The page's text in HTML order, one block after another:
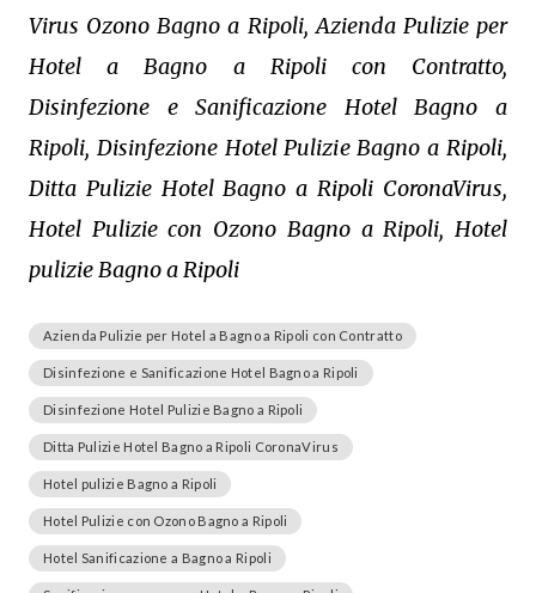
Virus Ozono Bagno a Ripoli, Azienda Pulizie per
Hotel a Bagno a Ripoli con Contratto,
Disinfezione e Sanificazione Hotel Bagno a
Ripoli, Disinfezione Hotel Pulizie Bagno a Ripoli,
Ditta Pulizie Hotel Bagno a Ripoli CoronaVirus,
Hotel Pulizie con Ozono Bagno a Ripoli, Hotel
pulizie Bagno a Ripoli
Azienda Pulizie per Hotel a Bagno a Ripoli con Contratto
Disinfezione e Sanificazione Hotel Bagno a Ripoli
Disinfezione Hotel Pulizie Bagno a Ripoli
Ditta Pulizie Hotel Bagno a Ripoli CoronaVirus
Hotel pulizie Bagno a Ripoli
Hotel Pulizie con Ozono Bagno a Ripoli
Hotel Sanificazione a Bagno a Ripoli